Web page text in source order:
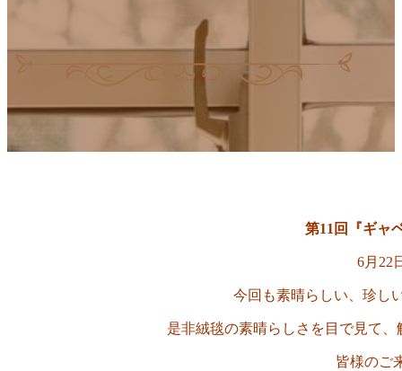
第11回『ギャ
6月22
今回も素晴らしい、珍し
是非絨毯の素晴らしさを目で見て
皆様のご